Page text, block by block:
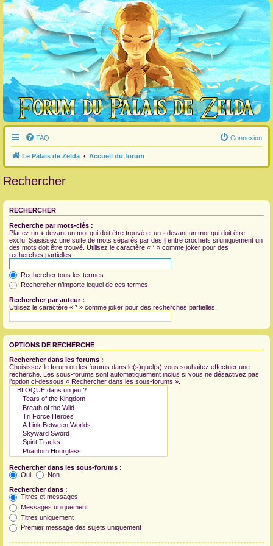
FAQ Connexion
Le Palais de Zelda Accueil du forum
Rechercher
RECHERCHER
Recherche par mots-clés :
Placez un + devant un mot qui doit être trouvé et un - devant un mot qui doit être
exclu. Saisissez une suite de mots séparés par des | entre crochets si uniquement un
des mots doit être trouvé. Utilisez le caractère « * » comme joker pour des
recherches partielles.
Rechercher tous les termes
Rechercher n’importe lequel de ces termes
Rechercher par auteur :
Utilisez le caractère « * » comme joker pour des recherches partielles.
OPTIONS DE RECHERCHE
Rechercher dans les forums :
Choisissez le forum ou les forums dans le(s)quel(s) vous souhaitez effectuer une
recherche. Les sous-forums sont automatiquement inclus si vous ne désactivez pas
l’option ci-dessous « Rechercher dans les sous-forums ».
Rechercher dans les sous-forums :
Oui
Non
Rechercher dans :
Titres et messages
Messages uniquement
Titres uniquement
Premier message des sujets uniquement